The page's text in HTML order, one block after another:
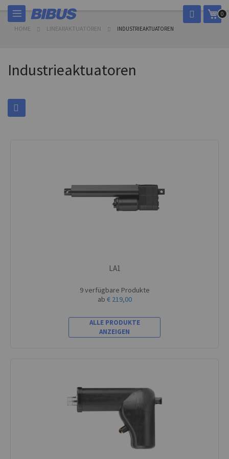
Skip
to
Content
My
0
HOME LINEARAKTUATOREN INDUSTRIEAKTUATOREN
Industrieaktuatoren
LA1
9 verfügbare Produkte
ab € 219,00
ALLE PRODUKTE
ANZEIGEN